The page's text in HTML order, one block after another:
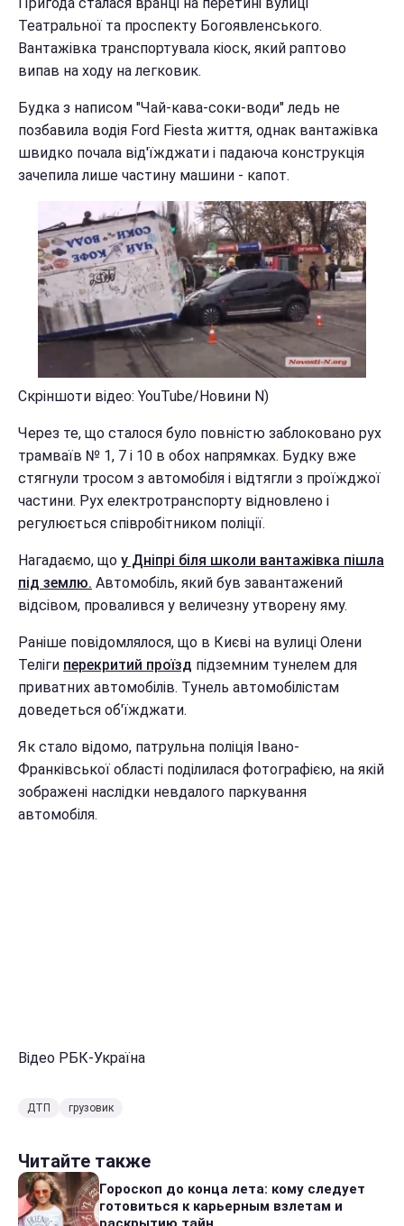
Театральної та проспекту Богоявленського.
Вантажівка транспортувала кіоск, який раптово
випав на ходу на легковик.
Будка з написом "Чай-кава-соки-води" ледь не
позбавила водія Ford Fiesta життя, однак вантажівка
швидко почала від'їжджати і падаюча конструкція
зачепила лише частину машини - капот.
Скріншоти відео: YouTube/Новини N)
Через те, що сталося було повністю заблоковано рух
трамваїв № 1, 7 і 10 в обох напрямках. Будку вже
стягнули тросом з автомобіля і відтягли з проїжджої
частини. Рух електротранспорту відновлено і
регулюється співробітником поліції.
Нагадаємо, що у Дніпрі біля школи вантажівка пішла
під землю. Автомобіль, який був завантажений
відсівом, провалився у величезну утворену яму.
Раніше повідомлялося, що в Києві на вулиці Олени
Теліги перекритий проїзд підземним тунелем для
приватних автомобілів. Тунель автомобілістам
доведеться об'їжджати.
Як стало відомо, патрульна поліція Івано-
Франківської області поділилася фотографією, на якій
зображені наслідки невдалого паркування
автомобіля.
Відео РБК-Україна
ДТП грузовик
Читайте также
Гороскоп до конца лета: кому следует
готовиться к карьерным взлетам и